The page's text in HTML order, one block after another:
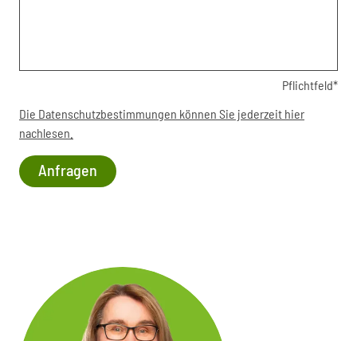
Pflichtfeld*
Die Datenschutzbestimmungen können Sie jederzeit hier
nachlesen.